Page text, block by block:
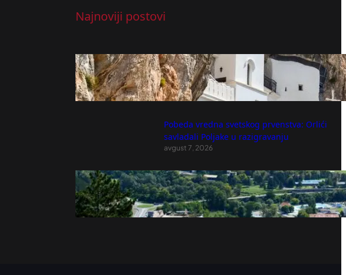
Najnoviji postovi
Mitropolija o izgradnji solarne elektrane
u okolini manastira Ostrog: Preispitati
lokaciju
avgust 7, 2026
Pobeda vredna svetskog prvenstva: Orlići
savladali Poljake u razigravanju
avgust 7, 2026
Koje su posledice ekološkog duga
avgust 7, 2026